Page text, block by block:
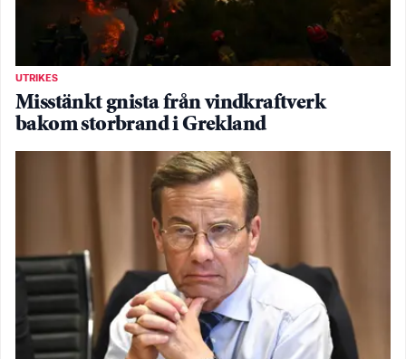
UTRIKES
Misstänkt gnista från vindkraftverk
bakom storbrand i Grekland